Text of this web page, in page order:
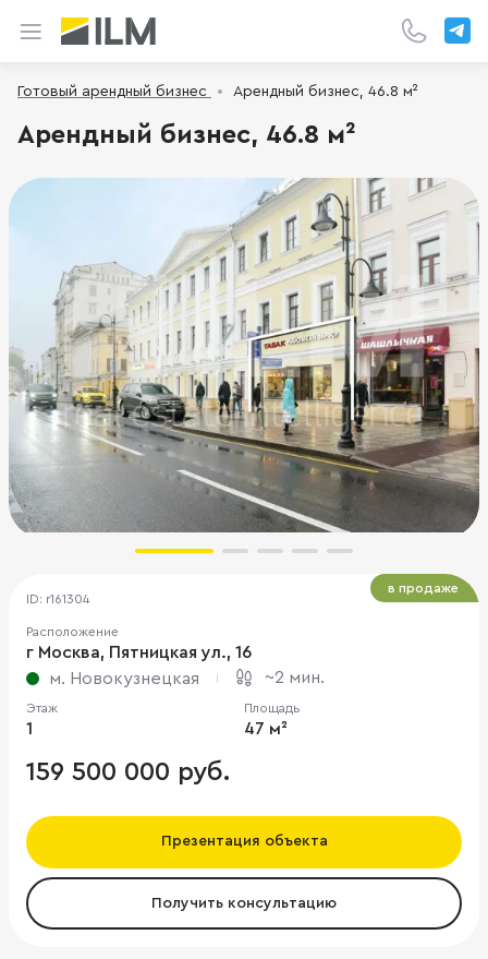
Готовый арендный бизнес Арендный бизнес, 46.8 м²
Арендный бизнес, 46.8 м²
ID: r161304
Расположение
г Москва, Пятницкая ул., 16
м. Новокузнецкая
~2 мин.
Этаж
1
Площадь
47 м²
159 500 000 руб.
Презентация объекта
Получить консультацию
в продаже